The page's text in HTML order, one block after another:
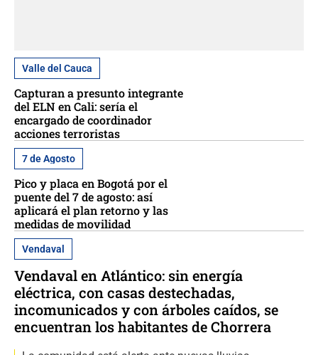
Valle del Cauca
Capturan a presunto integrante
del ELN en Cali: sería el
encargado de coordinador
acciones terroristas
7 de Agosto
Pico y placa en Bogotá por el
puente del 7 de agosto: así
aplicará el plan retorno y las
medidas de movilidad
Vendaval
Vendaval en Atlántico: sin energía
eléctrica, con casas destechadas,
incomunicados y con árboles caídos, se
encuentran los habitantes de Chorrera